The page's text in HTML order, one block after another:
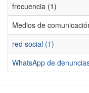
frecuencia (1)
Medios de
red social (1)
WhatsApp de